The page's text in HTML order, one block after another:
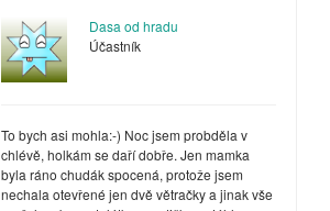
Dasa od hradu
Účastník
To bych asi mohla:-) Noc jsem probděla v
chlévě, holkám se daří dobře. Jen mamka
byla ráno chudák spocená, protože jsem
nechala otevřené jen dvě větračky a jinak vše